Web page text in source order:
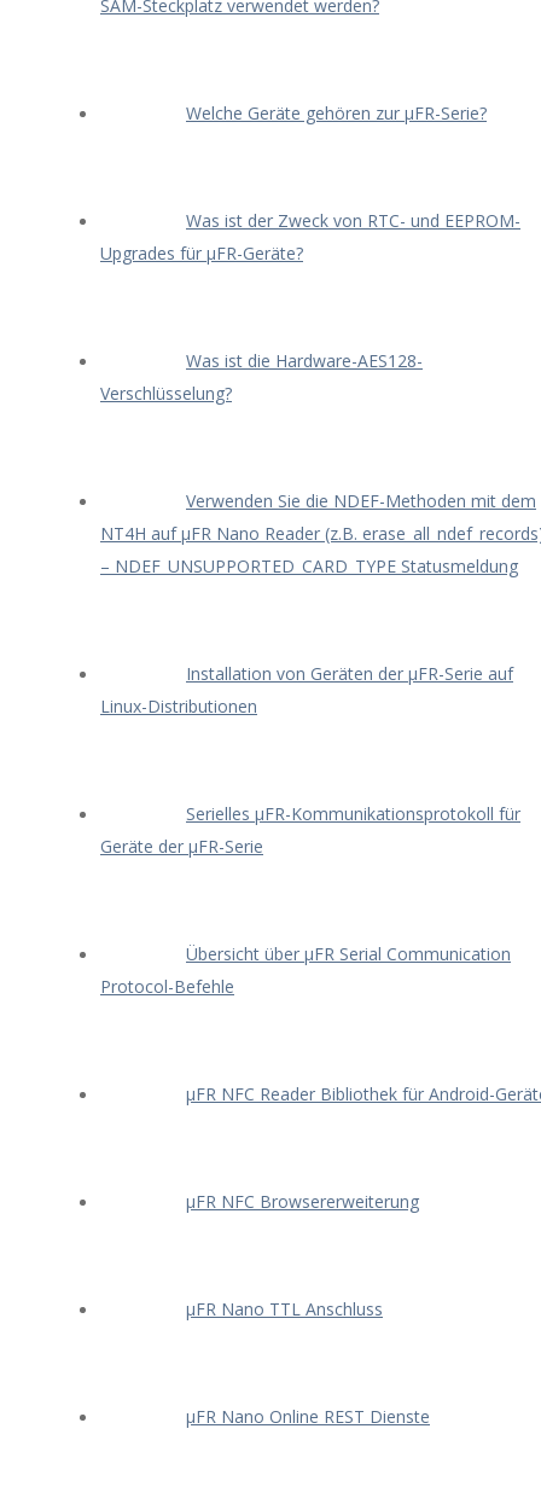
SAM-Steckplatz verwendet werden?
Welche Geräte gehören zur μFR-Serie?
Was ist der Zweck von RTC- und EEPROM-
Upgrades für μFR-Geräte?
Was ist die Hardware-AES128-
Verschlüsselung?
Verwenden Sie die NDEF-Methoden mit dem
NT4H auf μFR Nano Reader (z.B.
– NDEF_UNSUPPORTED_CARD_TYPE Statusmeldung
Installation von Geräten der μFR-Serie auf
Linux-Distributionen
Serielles μFR-Kommunikationsprotokoll für
Geräte der μFR-Serie
Übersicht über μFR Serial Communication
Protocol-Befehle
μFR NFC Reader Bibliothek für Android-
μFR NFC Browsererweiterung
μFR Nano TTL Anschluss
μFR Nano Online REST Dienste